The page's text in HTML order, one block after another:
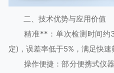
二、技术优势与应用价值
精准**：单次检测时间约
定)，误差率低于5%，满足快速
操作便捷：部分便携式仪器